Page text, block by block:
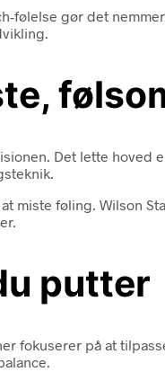
følelse gør det
Det lette hoved
miste føling. Wilson
putter
fokuserer på at